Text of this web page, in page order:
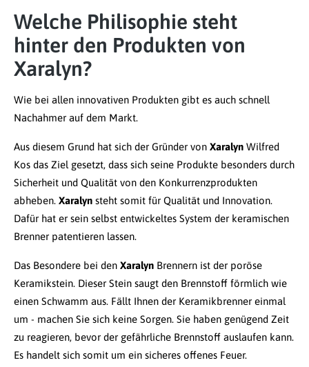
Welche Philisophie steht
hinter den Produkten von
Xaralyn?
Wie bei allen innovativen Produkten gibt es auch schnell
Nachahmer auf dem Markt.
Aus diesem Grund hat sich der Gründer von Xaralyn Wilfred
Kos das Ziel gesetzt, dass sich seine Produkte besonders durch
Sicherheit und Qualität von den Konkurrenzprodukten
abheben. Xaralyn steht somit für Qualität und Innovation.
Dafür hat er sein selbst entwickeltes System der keramischen
Brenner patentieren lassen.
Das Besondere bei den Xaralyn Brennern ist der poröse
Keramikstein. Dieser Stein saugt den Brennstoff förmlich wie
einen Schwamm aus. Fällt Ihnen der Keramikbrenner einmal
um - machen Sie sich keine Sorgen. Sie haben genügend Zeit
zu reagieren, bevor der gefährliche Brennstoff auslaufen kann.
Es handelt sich somit um ein sicheres offenes Feuer.